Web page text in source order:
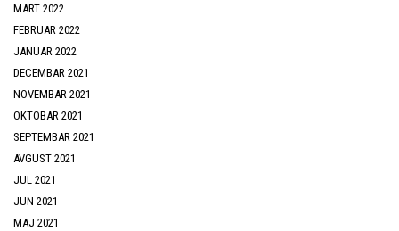
MART 2022
FEBRUAR 2022
JANUAR 2022
DECEMBAR 2021
NOVEMBAR 2021
OKTOBAR 2021
SEPTEMBAR 2021
AVGUST 2021
JUL 2021
JUN 2021
MAJ 2021